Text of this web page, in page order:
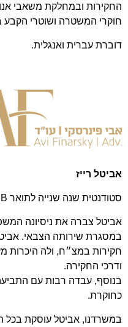
החקירות ובמחלקת משאבי
חוקרי המשטרה ושוטרי הקבע
דוברת עברית ואנגלית.
אביטל רייז
סטודנטית שנה שנייה לתואר L.L.B במשפטים במכללה למנהל.
אביטל צברה את ניסיונה
במסגרת שירותה הצבאי.
חקירות במצ״ח, ולה היכרות
ודרכי החקירה.
בנוסף, עבדה רבות עם
כחוקרת.
במשרדנו, אביטל עוסקת